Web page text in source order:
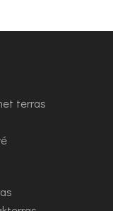
terras